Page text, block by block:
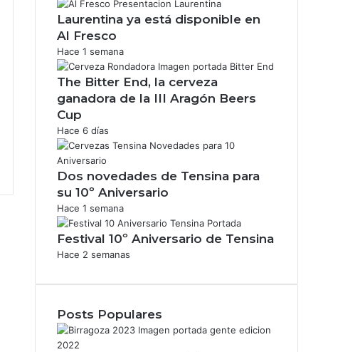
Laurentina ya está disponible en
Al Fresco
Hace 1 semana
The Bitter End, la cerveza
ganadora de la III Aragón Beers
Cup
Hace 6 días
Dos novedades de Tensina para
su 10º Aniversario
Hace 1 semana
Festival 10º Aniversario de Tensina
Hace 2 semanas
Posts Populares